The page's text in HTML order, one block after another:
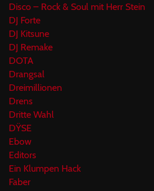
Disco – Rock & Soul mit Herr Stein
DJ Forte
DJ Kitsune
DJ Remake
DOTA
Drangsal
Dreimillionen
Drens
Dritte Wahl
DŸSE
Ebow
Editors
Ein Klumpen Hack
Faber